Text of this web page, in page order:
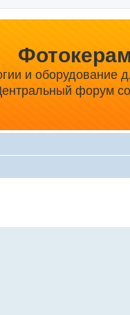
и оборудование
форум